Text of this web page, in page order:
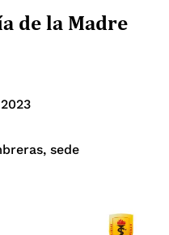
de la Madre
sede